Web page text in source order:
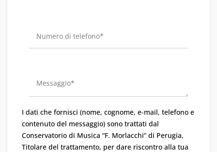
I dati che fornisci (nome, cognome, e-mail, telefono e
contenuto del messaggio) sono trattati dal
Conservatorio di Musica “F. Morlacchi” di Perugia,
Titolare del trattamento, per dare riscontro alla tua